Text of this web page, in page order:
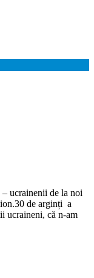
ucrainenii de la noi
de arginți a
ucraineni, că n-am